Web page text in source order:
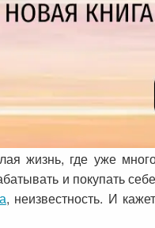
жизнь, где уже
и покупать
, неизвестность. И